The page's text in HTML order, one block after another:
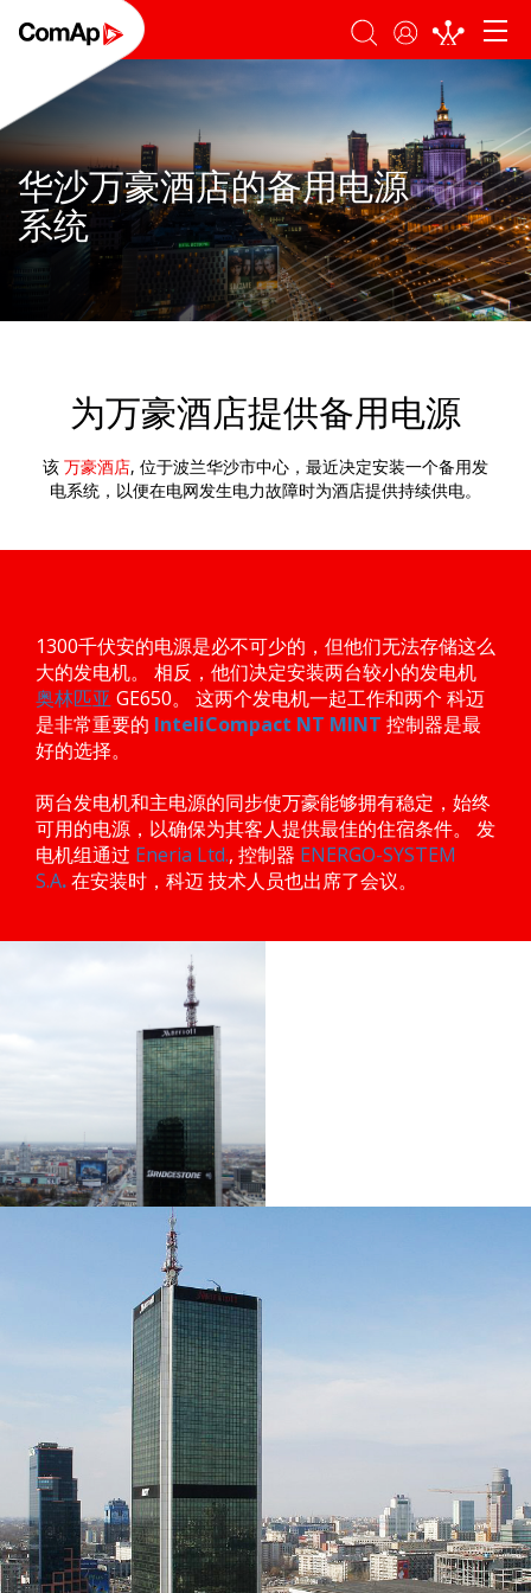
搜索
华沙万豪酒店的备用电源
系统
为万豪酒店提供备用电源
该 万豪酒店, 位于波兰华沙市中心，最近决定安装一个备用发
电系统，以便在电网发生电力故障时为酒店提供持续供电。
1300千伏安的电源是必不可少的，但他们无法存储这么
大的发电机。 相反，他们决定安装两台较小的发电机
奥林匹亚 GE650。 这两个发电机一起工作和两个 科迈
是非常重要的 InteliCompact NT MINT 控制器是最
好的选择。
两台发电机和主电源的同步使万豪能够拥有稳定，始终
可用的电源，以确保为其客人提供最佳的住宿条件。 发
电机组通过 Eneria Ltd., 控制器 ENERGO-SYSTEM
S.A.在安装时，科迈 技术人员也出席了会议。